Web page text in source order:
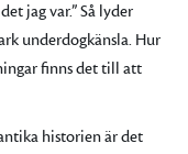
jag var.” Så lyder
underdogkänsla. Hur
finns det till att
historien är det